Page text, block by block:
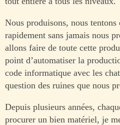
Nous produisons, nous
rapidement sans jamais nous
allons faire de toute cette
point d’automatiser la
code informatique avec les
question des ruines que nous
Depuis plusieurs années,
procurer un bien matériel, je